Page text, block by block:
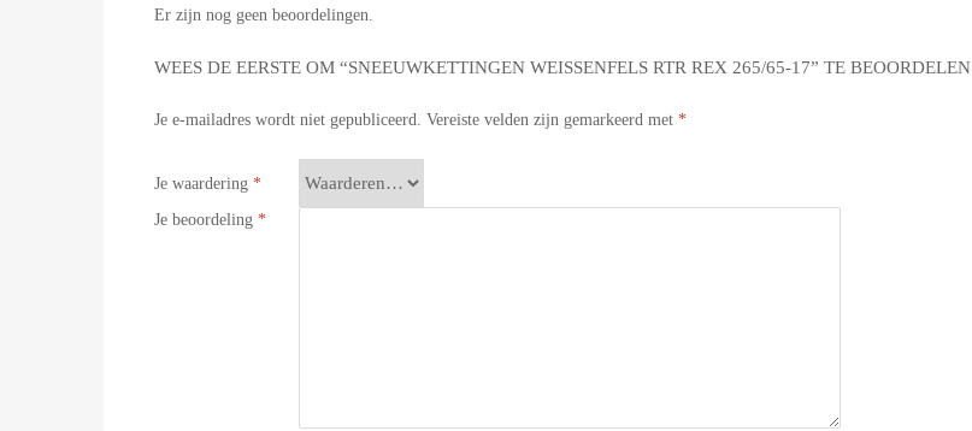
Er zijn nog geen beoordelingen.
WEES DE EERSTE OM “SNEEUWKETTINGEN WEISSENFELS RTR REX 265/65-17” TE BEOORDELEN
Je e-mailadres wordt niet gepubliceerd. Vereiste velden zijn gemarkeerd met *
Je waardering *
Je beoordeling *